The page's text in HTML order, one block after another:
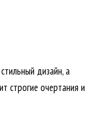
дизайн, а
строгие очертания и